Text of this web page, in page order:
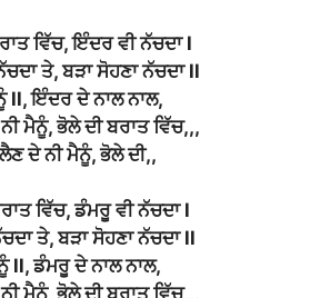
ਵਿੱਚ, ਇੰਦਰ ਵੀ ਨੱਚਦਾ l
ਤੇ, ਬੜਾ ਸੋਹਣਾ ਨੱਚਦਾ ll
ll, ਇੰਦਰ ਦੇ ਨਾਲ ਨਾਲ,
ਮੈਨੂੰ, ਭੋਲੇ ਦੀ ਬਰਾਤ ਵਿੱਚ,,,
ਦੇ ਨੀ ਮੈਨੂੰ, ਭੋਲੇ ਦੀ,,
ਵਿੱਚ, ਡੰਮਰੂ ਵੀ ਨੱਚਦਾ l
ਤੇ, ਬੜਾ ਸੋਹਣਾ ਨੱਚਦਾ ll
ll, ਡੰਮਰੂ ਦੇ ਨਾਲ ਨਾਲ,